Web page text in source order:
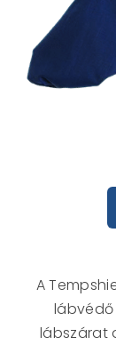
A
lábszárat